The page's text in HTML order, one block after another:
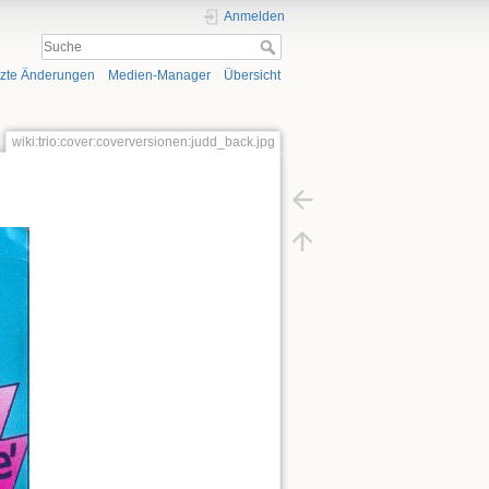
Anmelden
Änderungen Medien-Manager Übersicht
wiki:trio:cover:coverversionen:judd_back.jpg